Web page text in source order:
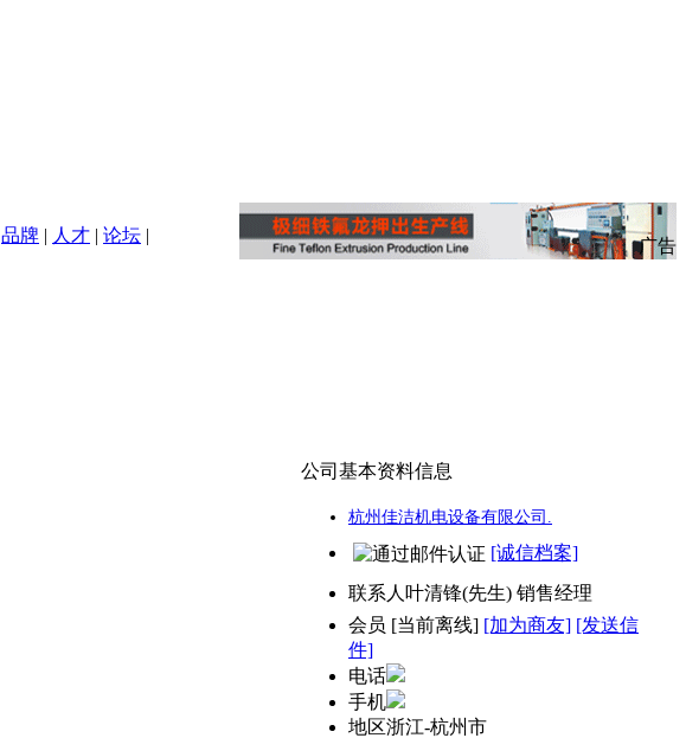
广告
品牌 | 人才 | 论坛 |
公司基本资料信息
杭州佳洁机电设备有限公司.
[诚信档案]
联系人 叶清锋(先生) 销售经理
会员 [当前离线] [加为商友] [发送信
件]
电话
手机
地区浙江-杭州市